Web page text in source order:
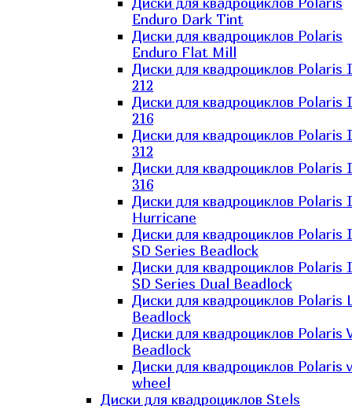
Enduro Dark Tint
Диски для квадроциклов Polaris
Enduro Flat Mill
Диски для квадроциклов Polaris
212
Диски для квадроциклов Polaris
216
Диски для квадроциклов Polaris
312
Диски для квадроциклов Polaris
316
Диски для квадроциклов Polaris
Hurricane
Диски для квадроциклов Polaris
SD Series Beadlock
Диски для квадроциклов Polaris
SD Series Dual Beadlock
Диски для квадроциклов Polaris
Beadlock
Диски для квадроциклов Polaris
Beadlock
Диски для квадроциклов Polaris
wheel
Диски для квадроциклов Stels